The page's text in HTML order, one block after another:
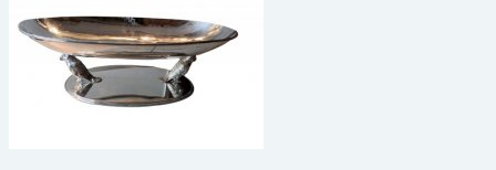
reclamevoorwerpen/merken
curiosa
schilderijen